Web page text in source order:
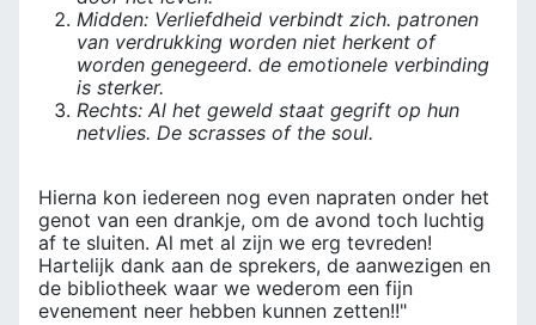
Midden: Verliefdheid verbindt zich. patronen
van verdrukking worden niet herkent of
worden genegeerd. de emotionele verbinding
is sterker.
Rechts: Al het geweld staat gegrift op hun
netvlies. De scrasses of the soul.
Hierna kon iedereen nog even napraten onder het
genot van een drankje, om de avond toch luchtig
af te sluiten. Al met al zijn we erg tevreden!
Hartelijk dank aan de sprekers, de aanwezigen en
de bibliotheek waar we wederom een fijn
evenement neer hebben kunnen zetten!!"